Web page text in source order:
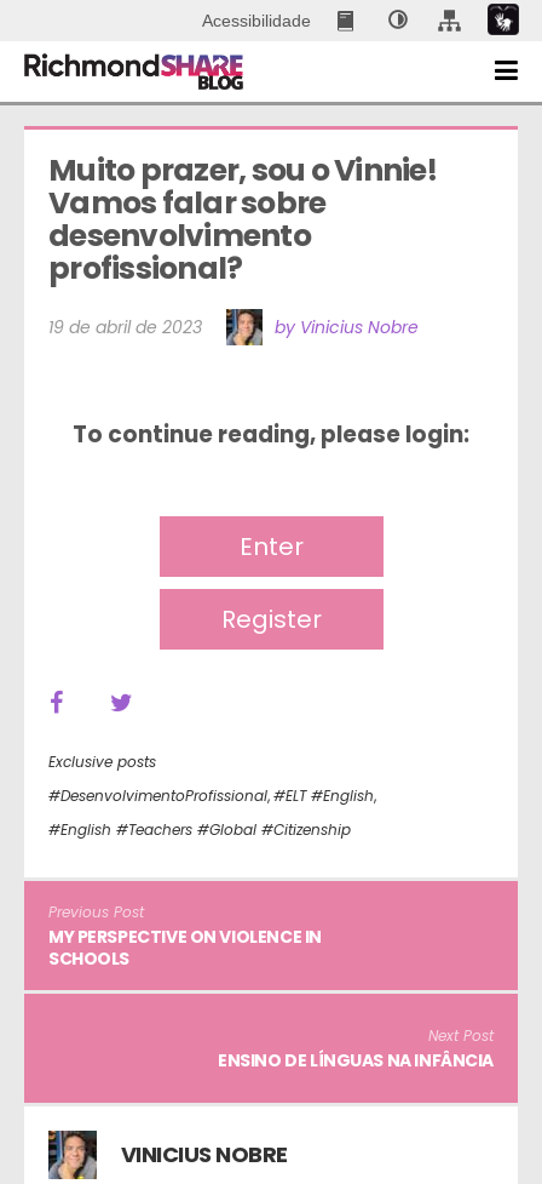
Acessibilidade
Muito prazer, sou o Vinnie!
Vamos falar sobre
desenvolvimento
profissional?
19 de abril de 2023 by Vinicius Nobre
To continue reading, please login:
Enter
Register
Exclusive posts
#DesenvolvimentoProfissional,#ELT #English,
#English #Teachers #Global #Citizenship
Previous Post
MY PERSPECTIVE ON VIOLENCE IN
SCHOOLS
Next Post
ENSINO DE LÍNGUAS NA INFÂNCIA
VINICIUS NOBRE